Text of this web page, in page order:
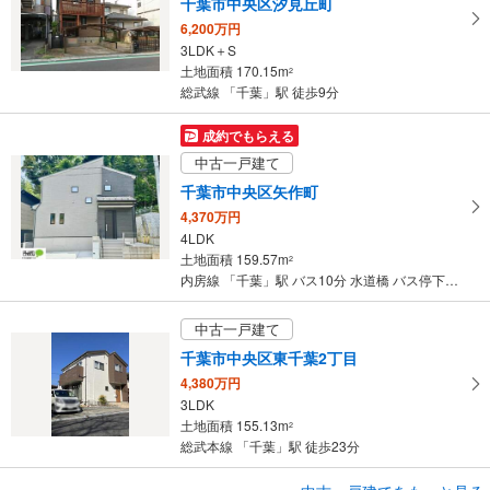
6,200万円
3LDK＋S
土地面積 170.15m2
総武線 「千葉」駅 徒歩9分
成約でもらえる
中古一戸建て
千葉市中央区矢作町
4,370万円
4LDK
土地面積 159.57m2
内房線 「千葉」駅 バス10分 水道橋 バス停下車 徒歩7分
中古一戸建て
千葉市中央区東千葉2丁目
4,380万円
3LDK
土地面積 155.13m2
総武本線 「千葉」駅 徒歩23分